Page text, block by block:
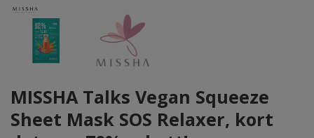
MISSHA Talks Vegan Squeeze
Sheet Mask SOS Relaxer, kort